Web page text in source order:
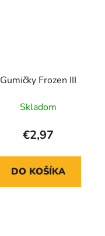
Gumičky Frozen III
Skladom
€2,97
DO KOŠÍKA